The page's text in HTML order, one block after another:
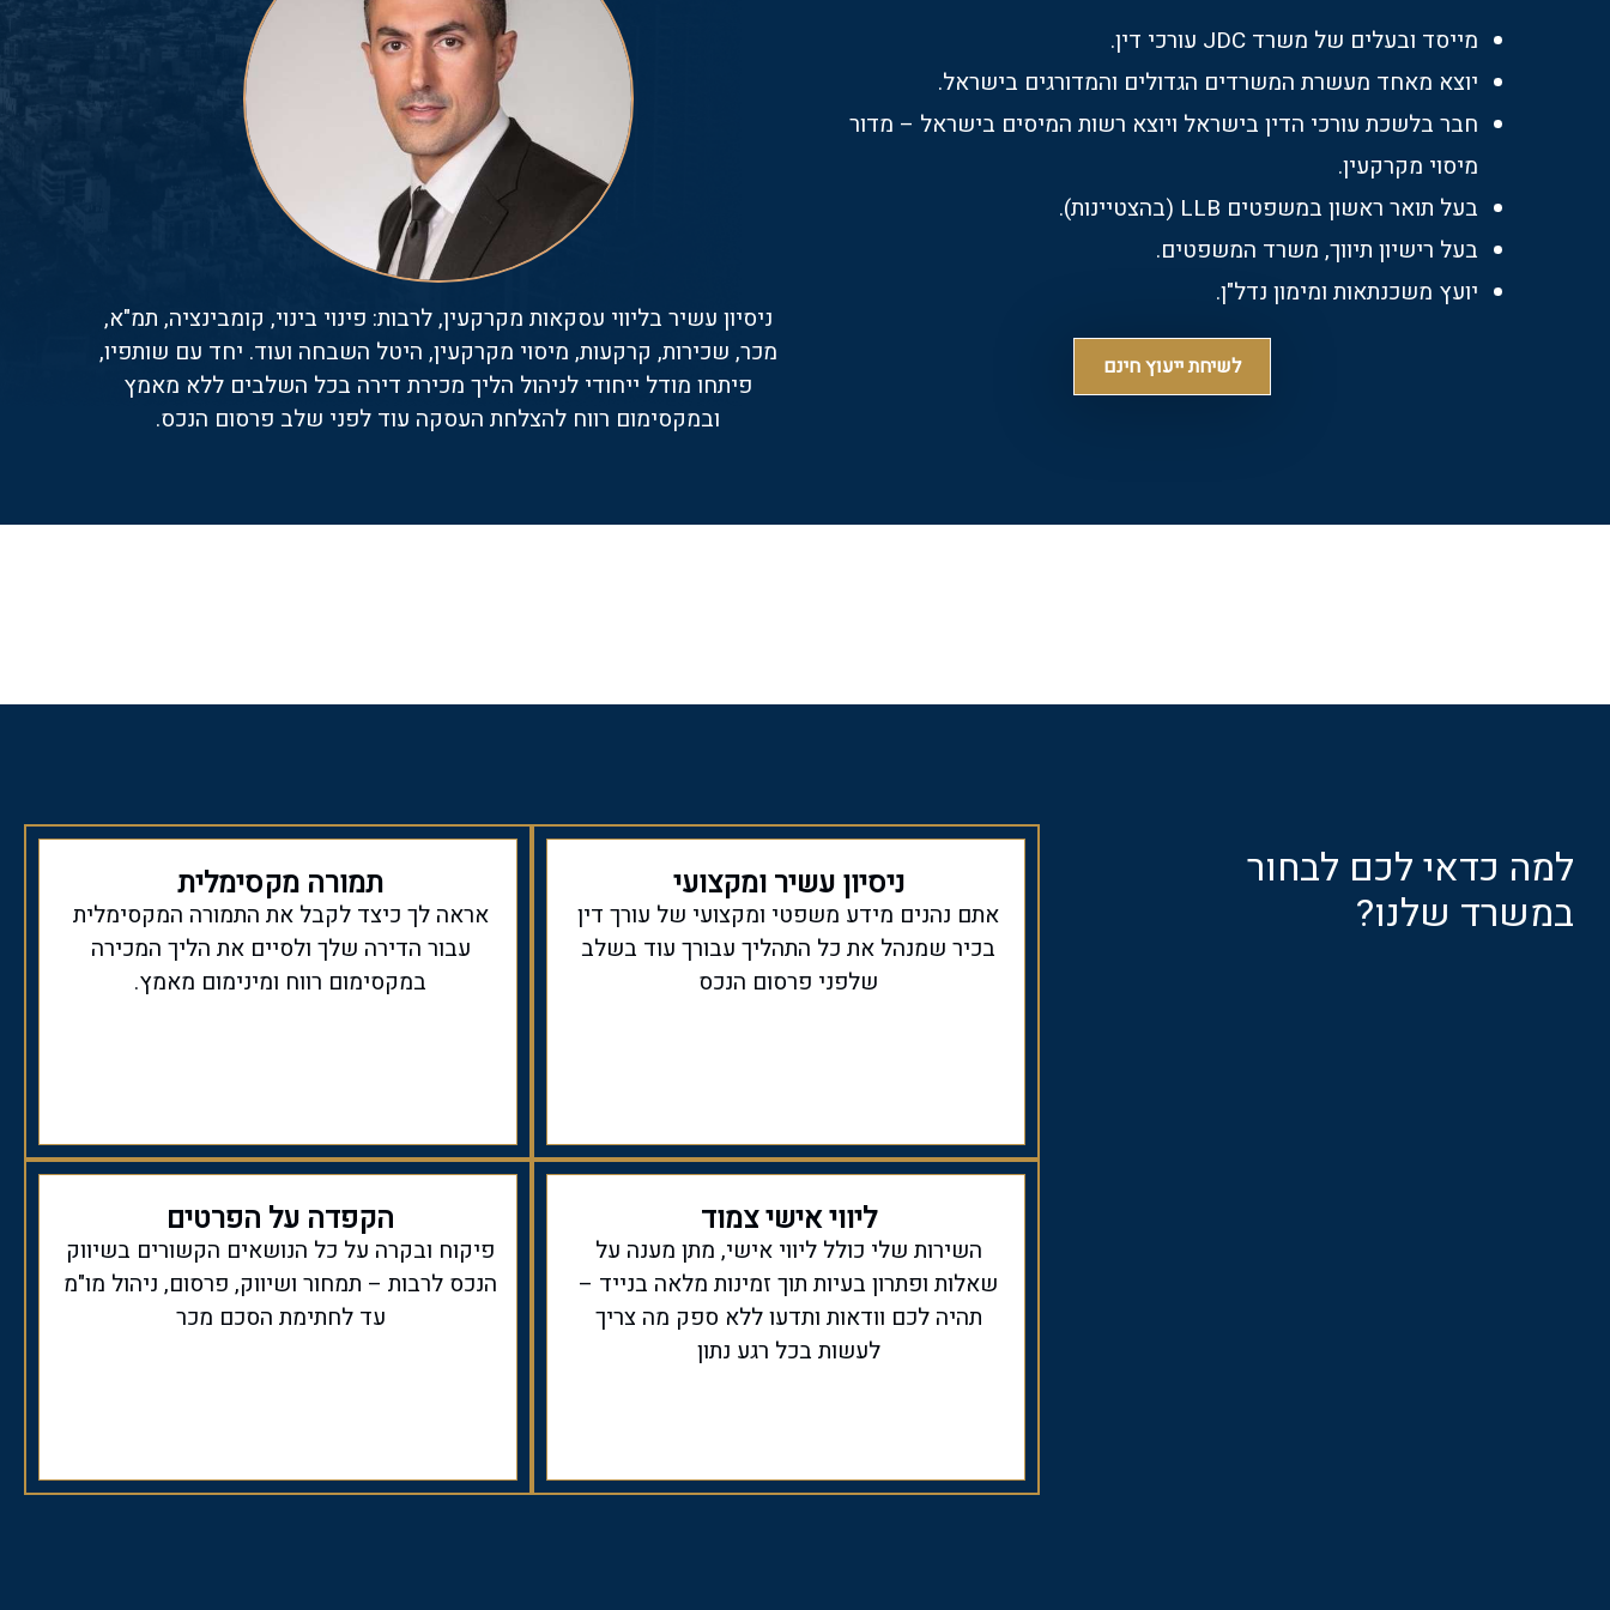
מייסד ובעלים של משרד JDC עורכי דין.
יוצא מאחד מעשרת המשרדים הגדולים והמדורגים בישראל.
חבר בלשכת עורכי הדין בישראל ויוצא רשות המיסים בישראל – מדור
מיסוי מקרקעין.
בעל תואר ראשון במשפטים LLB (בהצטיינות).
בעל רישיון תיווך, משרד המשפטים.
יועץ משכנתאות ומימון נדל"ן.
לשיחת ייעוץ חינם
ניסיון עשיר בליווי עסקאות מקרקעין, לרבות: פינוי בינוי, קומבינציה, תמ"א,
מכר, שכירות, קרקעות, מיסוי מקרקעין, היטל השבחה ועוד. יחד עם שותפיו,
פיתחו מודל ייחודי לניהול הליך מכירת דירה בכל השלבים ללא מאמץ
ובמקסימום רווח להצלחת העסקה עוד לפני שלב פרסום הנכס.
למה כדאי לכם לבחור
במשרד שלנו?
ניסיון עשיר ומקצועי
אתם נהנים מידע משפטי ומקצועי של עורך דין
בכיר שמנהל את כל התהליך עבורך עוד בשלב
שלפני פרסום הנכס
תמורה מקסימלית
אראה לך כיצד לקבל את התמורה המקסימלית
עבור הדירה שלך ולסיים את הליך המכירה
במקסימום רווח ומינימום מאמץ.
ליווי אישי צמוד
השירות שלי כולל ליווי אישי, מתן מענה על
שאלות ופתרון בעיות תוך זמינות מלאה בנייד –
תהיה לכם וודאות ותדעו ללא ספק מה צריך
לעשות בכל רגע נתון
הקפדה על הפרטים
פיקוח ובקרה על כל הנושאים הקשורים בשיווק
הנכס לרבות – תמחור ושיווק, פרסום, ניהול מו"מ
עד לחתימת הסכם מכר